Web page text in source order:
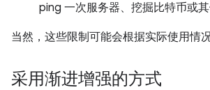
ping 一次服务器、挖掘比特币或其
当然，这些限制可能会根据实际使用情
采用渐进增强的方式